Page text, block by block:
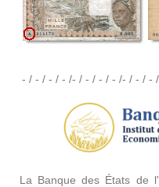
- / - / - / - /- / - / - / - /- / - / -
La Banque des États de